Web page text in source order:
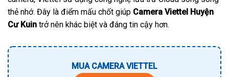
thẻ nhớ. Đây là điểm mấu chốt giúp Camera Viettel Huyện
Cư Kuin trở nên khác biệt và đáng tin cậy hơn.
MUA CAMERA VIETTEL